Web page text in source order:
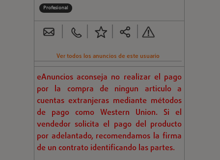
Profesional
Ver todos los anuncios de este usuario
eAnuncios aconseja no realizar el pago
por la compra de ningun articulo a
cuentas extranjeras mediante métodos
de pago como Western Union. Si el
vendedor solicita el pago del producto
por adelantado, recomendamos la firma
de un contrato identificando las partes.